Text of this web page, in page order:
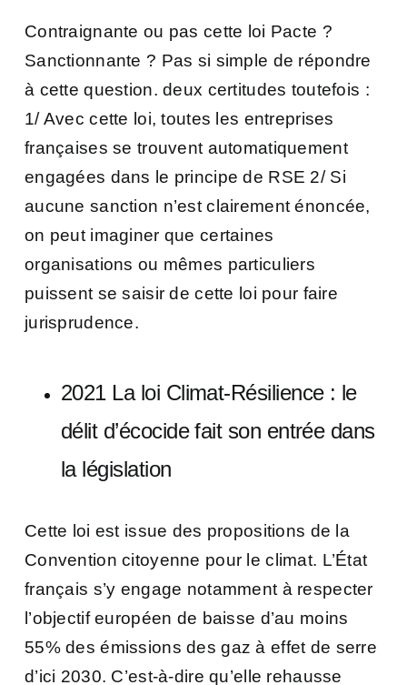
Contraignante ou pas cette loi Pacte ?
Sanctionnante ? Pas si simple de répondre
à cette question. deux certitudes toutefois :
1/ Avec cette loi, toutes les entreprises
françaises se trouvent automatiquement
engagées dans le principe de RSE 2/ Si
aucune sanction n’est clairement énoncée,
on peut imaginer que certaines
organisations ou mêmes particuliers
puissent se saisir de cette loi pour faire
jurisprudence.
2021 La loi Climat-Résilience : le
délit d’écocide fait son entrée dans
la législation
Cette loi est issue des propositions de la
Convention citoyenne pour le climat. L’État
français s’y engage notamment à respecter
l’objectif européen de baisse d’au moins
55% des émissions des gaz à effet de serre
d’ici 2030. C’est-à-dire qu’elle rehausse